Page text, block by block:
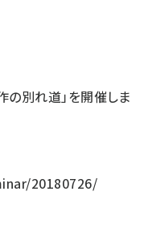
の別れ道」を開催しま
20180726/